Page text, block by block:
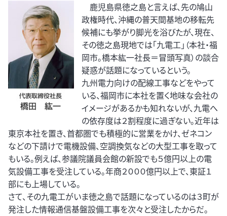
鹿児島県徳之島と言えば、先の鳩山
政権時代、沖縄の普天間基地の移転先
候補にも挙がり脚光を浴びたが、現在、
その徳之島現地では「九電工」（本社・福
岡市。橋本紘一社長＝冒頭写真）の談合
疑惑が話題になっているという。
九州電力向けの配線工事などをやって
いる、福岡市に本社を置く地味な会社の
イメージがあるかも知れないが、九電へ
の依存度は２割程度に過ぎない。近年は
東京本社を置き、首都圏でも積極的に営業をかけ、ゼネコン
などの下請けで電機設備、空調換気などの大型工事を取って
もいる。例えば、参議院議員会館の新設でも５億円以上の電
気設備工事を受注している。年商２０００億円以上で、東証１
部にも上場している。
さて、その九電工がいま徳之島で話題になっているのは３町が
発注した情報通信基盤設備工事を次々と受注したからだ。